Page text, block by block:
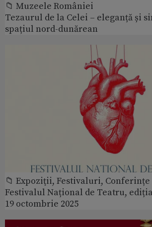
📁 Muzeele României
Tezaurul de la Celei – eleganță și
spațiul nord-dunărean
📁 Expoziţii, Festivaluri, Conferințe
Festivalul Național de Teatru,
19 octombrie 2025